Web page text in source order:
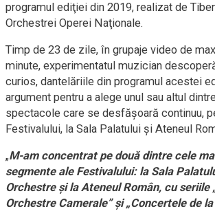
programul ediţiei din 2019, realizat de
Orchestrei Operei Naţionale.
Timp de 23 de zile, în grupaje video de
minute, experimentatul muzician
curios, dantelăriile din programul acestei
argument pentru a alege unul sau altul
spectacole care se desfăşoară continuu,
Festivalului, la Sala Palatului şi Ateneul
„M-am concentrat pe două dintre cele
segmente ale Festivalului: la Sala
Orchestre şi la Ateneul Român, cu seriile
Orchestre Camerale” şi „Concertele de